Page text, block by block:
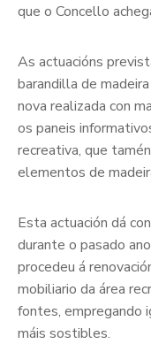
que o Concello
As actuacións
barandilla de
nova realizada con
os paneis
recreativa, que
elementos de
Esta actuación dá
durante o pasado
procedeu á
mobiliario da área
fontes, empregando
máis sostibles.